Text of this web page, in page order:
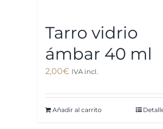
Tarro vidrio
ámbar 40 ml
2,00€ IVA incl.
Añadir al carrito